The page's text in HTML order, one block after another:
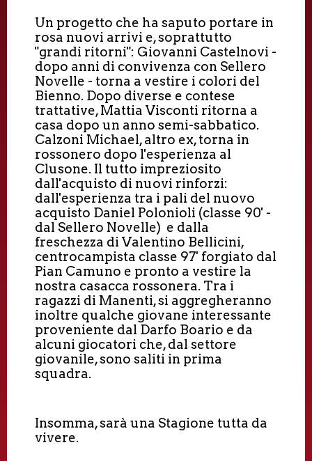
Un progetto che ha saputo portare in
rosa nuovi arrivi e, soprattutto
"grandi ritorni": Giovanni Castelnovi -
dopo anni di convivenza con Sellero
Novelle - torna a vestire i colori del
Bienno. Dopo diverse e contese
trattative, Mattia Visconti ritorna a
casa dopo un anno semi-sabbatico.
Calzoni Michael, altro ex, torna in
rossonero dopo l'esperienza al
Clusone. Il tutto impreziosito
dall'acquisto di nuovi rinforzi:
dall'esperienza tra i pali del nuovo
acquisto Daniel Polonioli (classe 90' -
dal Sellero Novelle) e dalla
freschezza di Valentino Bellicini,
centrocampista classe 97' forgiato dal
Pian Camuno e pronto a vestire la
nostra casacca rossonera. Tra i
ragazzi di Manenti, si aggregheranno
inoltre qualche giovane interessante
proveniente dal Darfo Boario e da
alcuni giocatori che, dal settore
giovanile, sono saliti in prima
squadra.
Insomma, sarà una Stagione tutta da
vivere.